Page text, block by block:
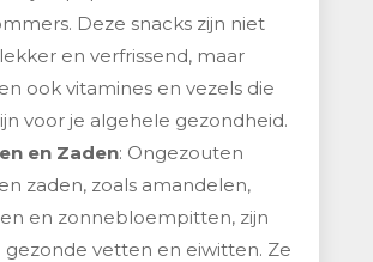
Deze snacks zijn niet
en verfrissend, maar
ook vitamines en vezels die
voor je algehele gezondheid.
en Zaden: Ongezouten
zaden, zoals amandelen,
en zonnebloempitten, zijn
gezonde vetten en eiwitten. Ze